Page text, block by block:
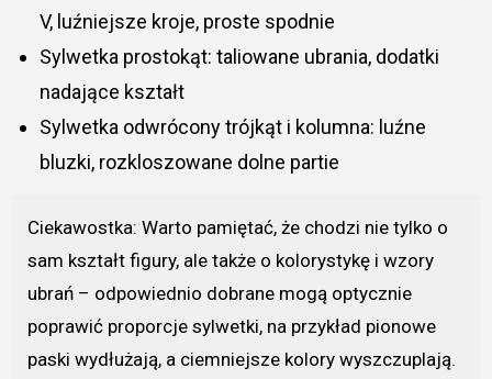
V, luźniejsze kroje, proste spodnie
Sylwetka prostokąt: taliowane ubrania, dodatki
nadające kształt
Sylwetka odwrócony trójkąt i kolumna: luźne
bluzki, rozkloszowane dolne partie
Ciekawostka: Warto pamiętać, że chodzi nie tylko o
sam kształt figury, ale także o kolorystykę i wzory
ubrań – odpowiednio dobrane mogą optycznie
poprawić proporcje sylwetki, na przykład pionowe
paski wydłużają, a ciemniejsze kolory wyszczuplają.